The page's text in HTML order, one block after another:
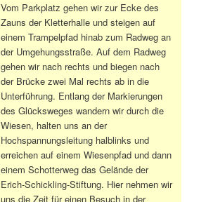
Vom Parkplatz gehen wir zur Ecke des
Zauns der Kletterhalle und steigen auf
einem Trampelpfad hinab zum Radweg an
der Umgehungsstraße. Auf dem Radweg
gehen wir nach rechts und biegen nach
der Brücke zwei Mal rechts ab in die
Unterführung. Entlang der Markierungen
des Glücksweges wandern wir durch die
Wiesen, halten uns an der
Hochspannungsleitung halblinks und
erreichen auf einem Wiesenpfad und dann
einem Schotterweg das Gelände der
Erich-Schickling-Stiftung. Hier nehmen wir
uns die Zeit für einen Besuch in der